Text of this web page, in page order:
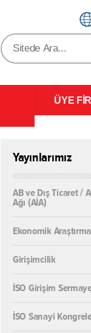
ÜYE
Yayınlarımız
AB ve Dış Ticaret /
Ağı (AİA)
Ekonomik
Girişimcilik
İSO Girişim
İSO Sanayi